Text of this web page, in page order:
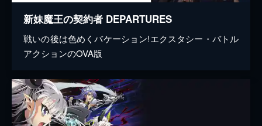
新妹魔王の契約者 DEPARTURES
戦いの後は色めくバケーション!エクスタシー・バトル
アクションのOVA版